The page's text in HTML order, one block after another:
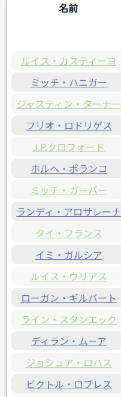
名前
ルイス・カスティーヨ
ミッチ・ハニガー
ジャスティン・ターナー
フリオ・ロドリゲス
J.P.クロフォード
ホルヘ・ポランコ
ミッチ・ガーバー
ランディ・アロサレーナ
タイ・フランス
イミ・ガルシア
ルイス・ウリアス
ローガン・ギルバート
ライン・スタンエック
ディラン・ムーア
ジョシュア・ロハス
ビクトル・ロブレス